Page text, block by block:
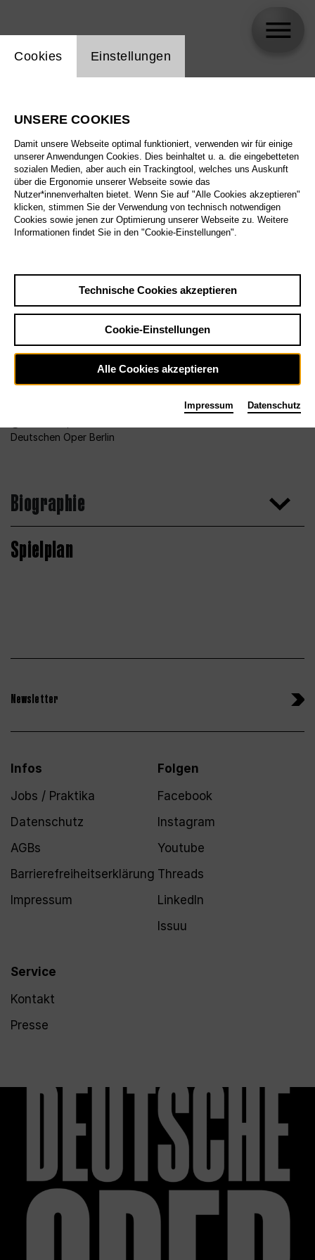
Deutschen Oper Berlin
Biographie
Spielplan
Newsletter
Infos
Jobs / Praktika
Datenschutz
AGBs
Barrierefreiheitserklärung
Impressum
Service
Kontakt
Presse
Folgen
Facebook
Instagram
Youtube
Threads
LinkedIn
Issuu
Einstellung Website Cookie
Cookies Einstellungen
UNSERE COOKIES
Damit unsere Webseite optimal funktioniert, verwenden wir für einige
unserer Anwendungen Cookies. Dies beinhaltet u. a. die eingebetteten
sozialen Medien, aber auch ein Trackingtool, welches uns Auskunft
über die Ergonomie unserer Webseite sowie das
Nutzer*innenverhalten bietet. Wenn Sie auf "Alle Cookies akzeptieren"
klicken, stimmen Sie der Verwendung von technisch notwendigen
Cookies sowie jenen zur Optimierung unserer Webseite zu. Weitere
Informationen findet Sie in den "Cookie-Einstellungen".
Technische Cookies akzeptieren
Cookie-Einstellungen
Alle Cookies akzeptieren
Impressum Datenschutz